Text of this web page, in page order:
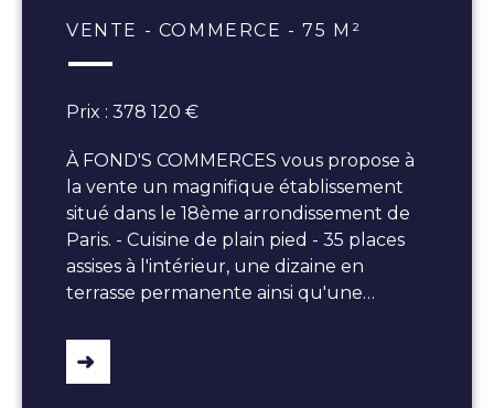
VENTE - COMMERCE - 75 M²
Prix : 378 120 €
À FOND'S COMMERCES vous propose à
la vente un magnifique établissement
situé dans le 18ème arrondissement de
Paris. - Cuisine de plain pied - 35 places
assises à l'intérieur, une dizaine en
terrasse permanente ainsi qu'une…